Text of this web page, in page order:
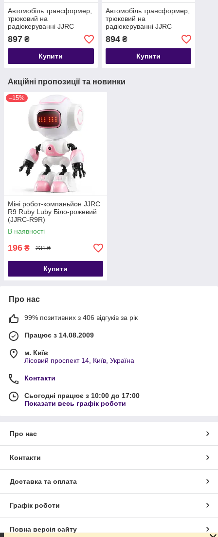
Автомобіль трансформер,
трюковий на
радіокеруванні JJRC
SY005 Stunt Car жовтий
(JJRC-SY005O)
897 ₴
Купити
Автомобіль трансформер,
трюковий на
радіокеруванні JJRC
SY005 Stunt Car зелений
(JJRC-SY005G)
894₴
Купити
Акційні пропозиції та новинки
–15%
Міні робот-компаньйон JJRC
R9 Ruby Luby Біло-рожевий
(JJRC-R9R)
В наявності
196 ₴ 231 ₴
Купити
Про нас
99% позитивних з 406 відгуків за рік
Працює з 14.08.2009
м. Київ
Лісовий проспект 14, Київ, Україна
Контакти
Сьогодні працює з 10:00 до 17:00
Показати весь графік роботи
Про нас
Контакти
Доставка та оплата
Графік роботи
Повна версія сайту